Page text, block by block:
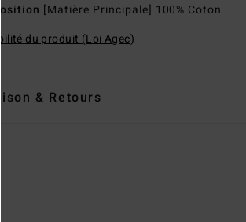
[Matière Principale] 100% Coton
du produit (Loi Agec)
& Retours